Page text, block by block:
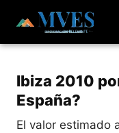
Ibiza 2010
España?
El valor estimado